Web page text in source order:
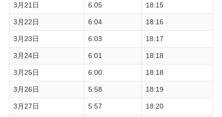
3月21日 6:05 18:15
3月22日 6:04 18:16
3月23日 6:03 18:17
3月24日 6:01 18:18
3月25日 6:00 18:18
3月26日 5:58 18:19
3月27日 5:57 18:20